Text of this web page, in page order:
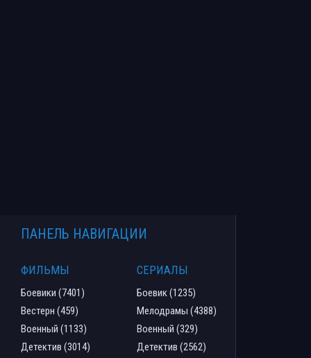
ПАНЕЛЬ НАВИГАЦИИ
ФИЛЬМЫ
Боевики (7401)
Вестерн (459)
Военный (1133)
Детектив (3014)
СЕРИАЛЫ
Боевик (1235)
Мелодрамы (4388)
Военный (329)
Детектив (2562)